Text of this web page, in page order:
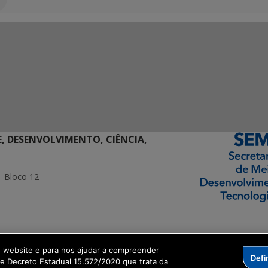
DESENVOLVIMENTO, CIÊNCIA,
Bloco 12
Digital
e para nos ajudar a compreender
Decreto Estadual 15.572/2020 que trata da